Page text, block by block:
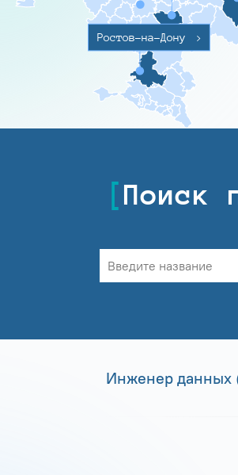
Ростов-на-Дону >
Поиск
Инженер данных